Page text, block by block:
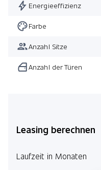
Energieeffizienz
Farbe
Anzahl Sitze
Anzahl der Türen
Leasing berechnen
Laufzeit in Monaten